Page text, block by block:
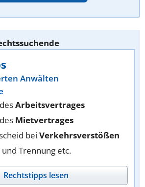
Anwälten
Arbeitsvertrages
Mietvertrages
bei Verkehrsverstößen
und Trennung etc.
Rechtstipps lesen